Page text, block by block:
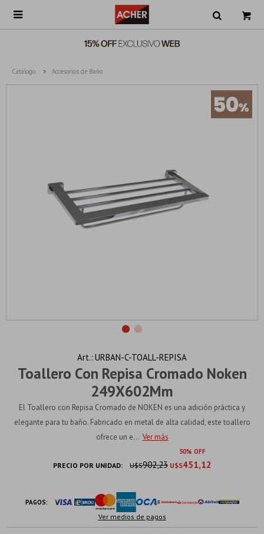

Catálogo Accesorios de Baño
Toallero Con Repisa Cromado Noken
249X602Mm
URBAN-C-TOALL-REPISA
El Toallero con Repisa Cromado de NOKEN es una adición práctica y
elegante para tu baño. Fabricado en metal de alta calidad, este toallero
ofrece un e... Ver más
50
PRECIO POR UNIDAD: U$S451,12
U$S902,23
PAGOS:
Ver medios de pagos